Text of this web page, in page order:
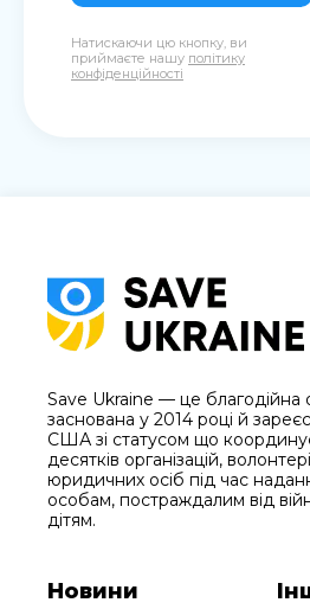
Натискаючи цю кнопку, ви
приймаєте нашу політику
конфіденційності
Save Ukraine — це благодійна
заснована у 2014 році й
США зі статусом що
десятків організацій,
юридичних осіб під час
особам, постраждалим від
дітям.
Новини